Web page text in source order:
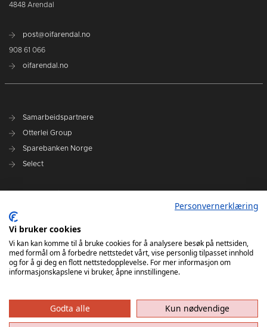
4848 Arendal
post@oifarendal.no
908 61 066
oifarendal.no
Samarbeidspartnere
Otterlei Group
Sparebanken Norge
Select
Spillerstall
Administrasjon
Styret
Personvernerklæring
Vi bruker cookies
Vi kan kan komme til å bruke cookies for å analysere besøk på nettsiden,
med formål om å forbedre nettstedet vårt, vise personlig tilpasset innhold
og for å gi deg en flott nettstedopplevelse. For mer informasjon om
informasjonskapslene vi bruker, åpne innstillingene.
Godta alle
Kun nødvendige